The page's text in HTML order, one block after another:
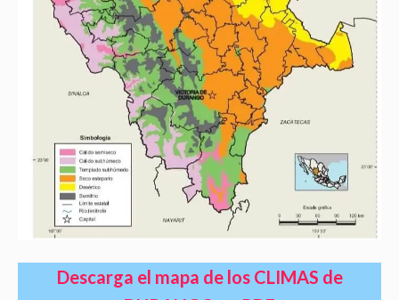
Descarga el mapa de los CLIMAS de